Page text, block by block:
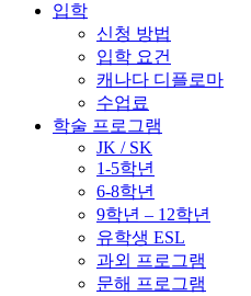
입학
신청 방법
입학 요건
캐나다 디플로마
수업료
학술 프로그램
JK / SK
1-5학년
6-8학년
9학년 – 12학년
유학생 ESL
과외 프로그램
문해 프로그램